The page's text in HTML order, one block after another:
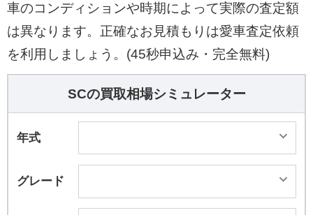
車のコンディションや時期によって実際の査定額
は異なります。正確なお見積もりは愛車査定依頼
を利用しましょう。(45秒申込み・完全無料)
SCの買取相場シミュレーター
年式
グレード